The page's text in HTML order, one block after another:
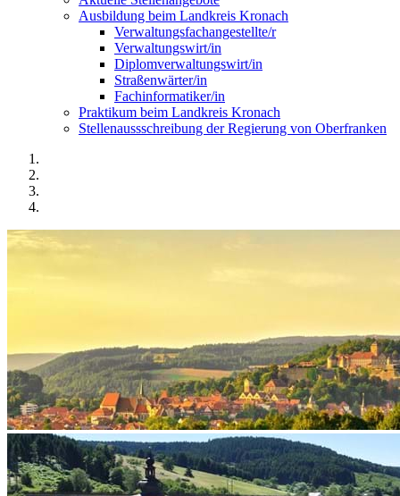
Ausbildung beim Landkreis Kronach
Verwaltungsfachangestellte/r
Verwaltungswirt/in
Diplomverwaltungswirt/in
Straßenwärter/in
Fachinformatiker/in
Praktikum beim Landkreis Kronach
Stellenaussschreibung der Regierung von Oberfranken